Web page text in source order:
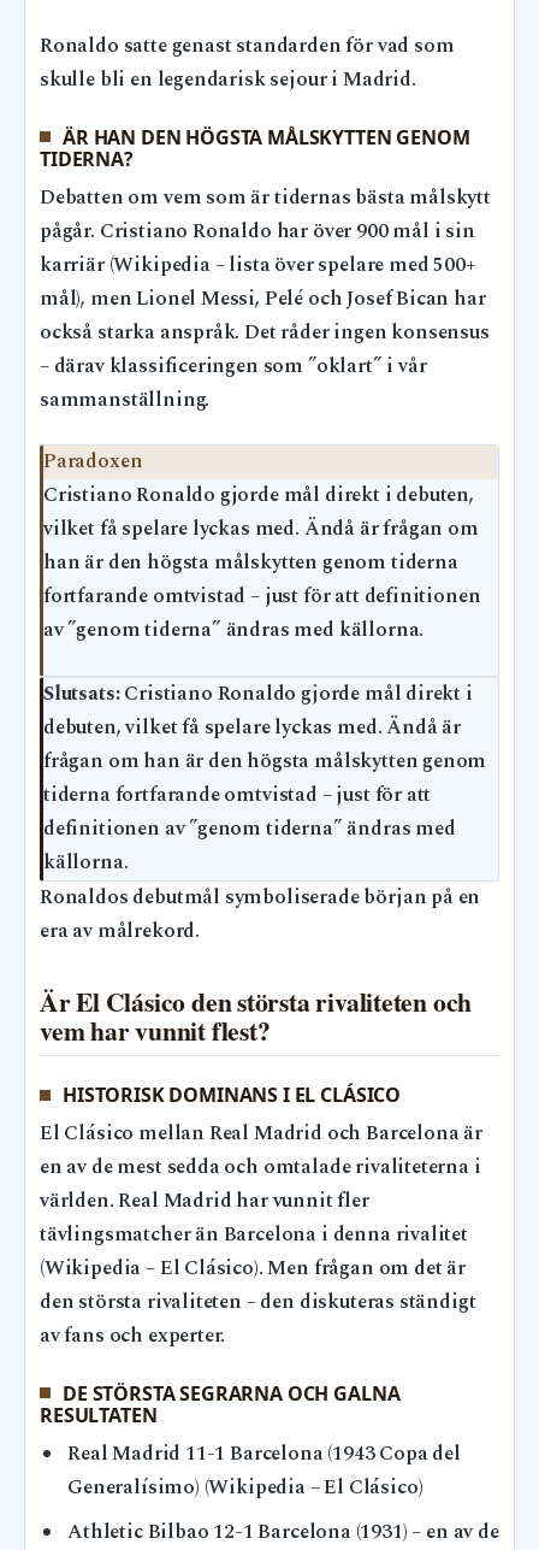
Ronaldo satte genast standarden för vad som
skulle bli en legendarisk sejour i Madrid.
ÄR HAN DEN HÖGSTA MÅLSKYTTEN GENOM
TIDERNA?
Debatten om vem som är tidernas bästa målskytt
pågår. Cristiano Ronaldo har över 900 mål i sin
karriär (Wikipedia – lista över spelare med 500+
mål), men Lionel Messi, Pelé och Josef Bican har
också starka anspråk. Det råder ingen konsensus
– därav klassificeringen som ”oklart” i vår
sammanställning.
Paradoxen
Cristiano Ronaldo gjorde mål direkt i debuten,
vilket få spelare lyckas med. Ändå är frågan om
han är den högsta målskytten genom tiderna
fortfarande omtvistad – just för att definitionen
av ”genom tiderna” ändras med källorna.
Slutsats:Cristiano Ronaldo gjorde mål direkt i
debuten, vilket få spelare lyckas med. Ändå är
frågan om han är den högsta målskytten genom
tiderna fortfarande omtvistad – just för att
definitionen av ”genom tiderna” ändras med
källorna.
Ronaldos debutmål symboliserade början på en
era av målrekord.
Är El Clásico den största rivaliteten och
vem har vunnit flest?
HISTORISK DOMINANS I EL CLÁSICO
El Clásico mellan Real Madrid och Barcelona är
en av de mest sedda och omtalade rivaliteterna i
världen. Real Madrid har vunnit fler
tävlingsmatcher än Barcelona i denna rivalitet
(Wikipedia – El Clásico). Men frågan om det är
den största rivaliteten – den diskuteras ständigt
av fans och experter.
DE STÖRSTA SEGRARNA OCH GALNA
RESULTATEN
Real Madrid 11-1 Barcelona (1943 Copa del
Generalísimo) (Wikipedia – El Clásico)
Athletic Bilbao 12-1 Barcelona (1931) – en av de